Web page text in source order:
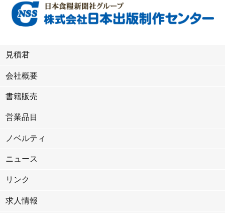
見積君
会社概要
書籍販売
営業品目
ノベルティ
ニュース
リンク
求人情報